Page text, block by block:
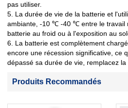
pas utiliser.
5. La durée de vie de la batterie et
ambiante, -10 ℃ -40 ℃ entre le travail
batterie au froid ou à l'exposition au
6. La batterie est complètement
encore une récession significative, ce
dépassé sa durée de vie, remplacez la
Produits Recommandés